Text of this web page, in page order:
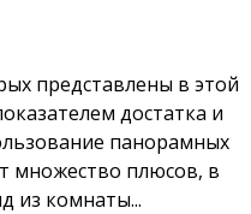
представлены в этой
достатка и
панорамных
множество плюсов, в
из комнаты...